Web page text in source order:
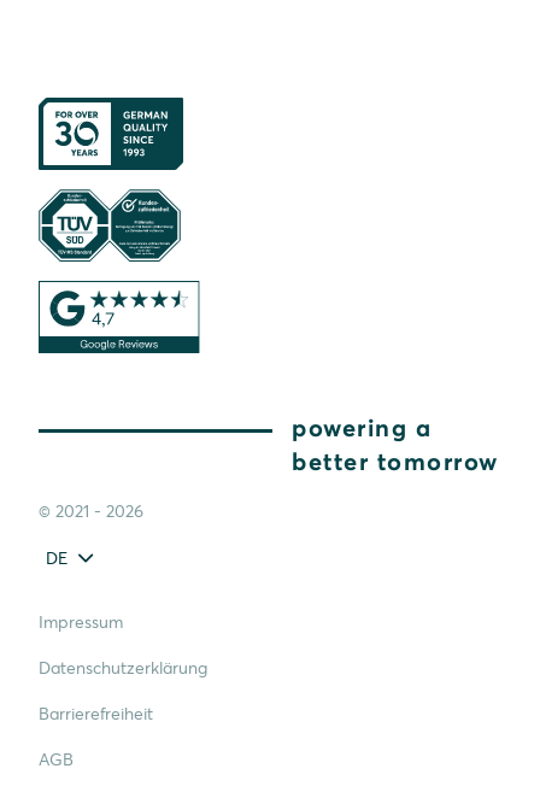
powering a
better tomorrow
© 2021 - 2026
DE
Impressum
Datenschutzerklärung
Barrierefreiheit
AGB